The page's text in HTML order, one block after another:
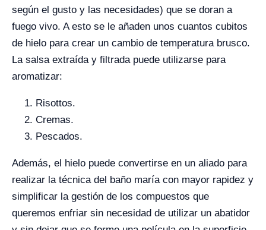
según el gusto y las necesidades) que se doran a
fuego vivo. A esto se le añaden unos cuantos cubitos
de hielo para crear un cambio de temperatura brusco.
La salsa extraída y filtrada puede utilizarse para
aromatizar:
Risottos.
Cremas.
Pescados.
Además, el hielo puede convertirse en un aliado para
realizar la técnica del baño maría con mayor rapidez y
simplificar la gestión de los compuestos que
queremos enfriar sin necesidad de utilizar un abatidor